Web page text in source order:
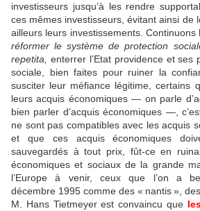
investisseurs jusqu’à les rendre
ces mêmes investisseurs, évitant ainsi de
ailleurs leurs investissements.
réformer le système de protection
repetita,
enterrer l’Etat providence et ses
sociale, bien faites pour ruiner la
susciter leur méfiance légitime, certains
leurs acquis économiques — on parle
bien parler d’acquis économiques —,
ne sont pas compatibles avec les acquis
et que ces acquis économiques
sauvegardés à tout prix, fût-ce en
économiques et sociaux de la grande
l’Europe à venir, ceux que l’on a
décembre 1995 comme des « nantis»,
M. Hans Tietmeyer est convaincu que